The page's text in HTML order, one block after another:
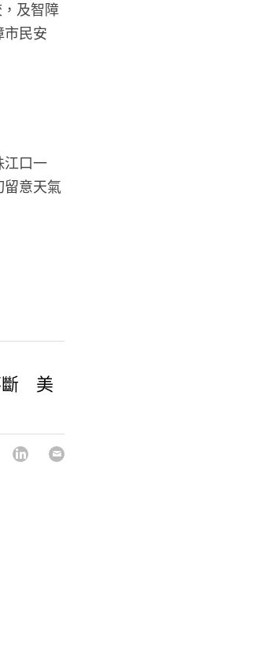
及智障
市民安
江口一
留意天氣
斷 美